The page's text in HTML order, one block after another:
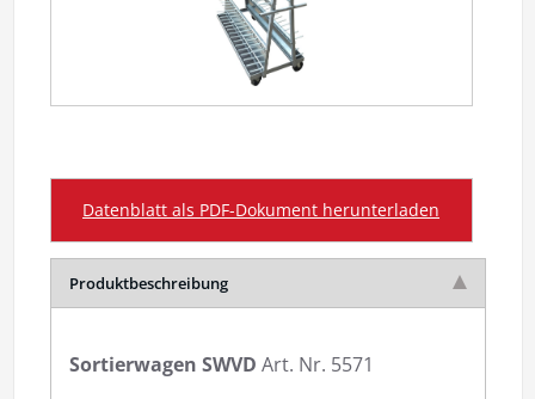
Datenblatt als PDF-Dokument herunterladen
Produktbeschreibung
Sortierwagen SWVD Art. Nr. 5571